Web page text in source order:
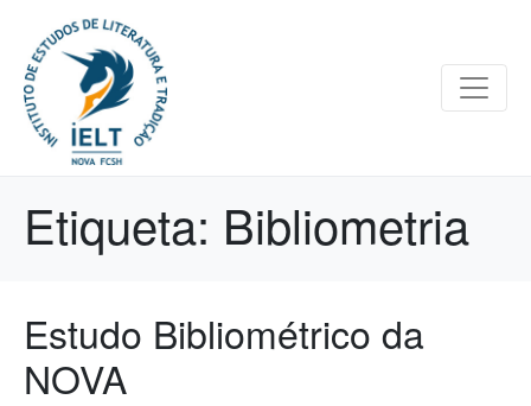
Etiqueta: Bibliometria
Estudo Bibliométrico da
NOVA